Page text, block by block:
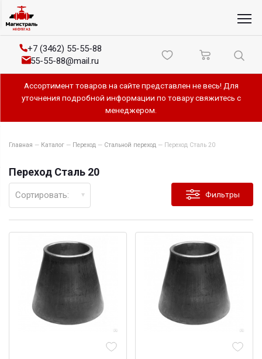
+7 (3462) 55-55-88
55-55-88@mail.ru
Ассортимент товаров на сайте представлен не весь! Для
уточнения подробной информации по товару свяжитесь с
менеджером.
Главная — Каталог — Переход — Стальной переход — Переход Сталь 20
Переход Сталь 20
Фильтры
Сортировать: